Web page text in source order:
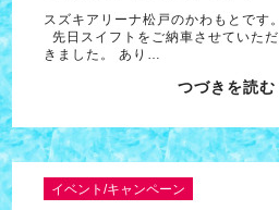
スズキアリーナ松戸のかわもとです。
先日スイフトをご納車させていただ
きました。 あり…
つづきを読む
イベント/キャンペーン